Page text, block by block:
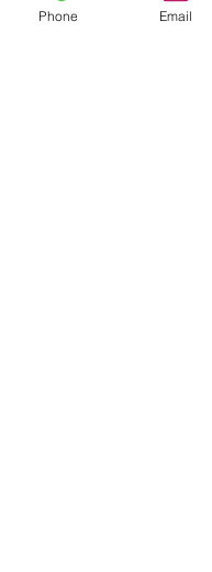
Phone Email